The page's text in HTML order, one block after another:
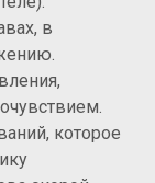
в
которое